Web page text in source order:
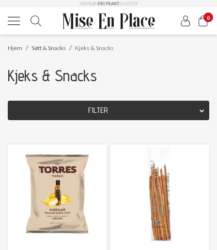
FRI FRAKT
HØYKVALITETS PRODUKTER
0
/
Hjem /
Søtt & Snacks Kjeks & Snacks
Kjeks & Snacks
FILTER
Nullstill